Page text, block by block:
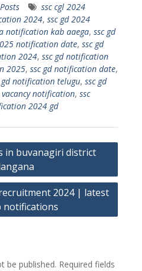
ssc cgl 2024
2024, ssc gd 2024
notification kab aaega, ssc gd
notification date, ssc gd
2024, ssc gd notification
2025, ssc gd notification date,
gd notification telugu, ssc gd
vacancy notification, ssc
2024 gd
in buvanagiri district
2024 | latest
notifications
be published. Required fields